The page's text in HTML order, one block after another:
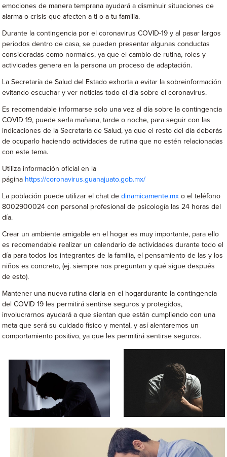
emociones de manera temprana ayudará a disminuir situaciones de
alarma o crisis que afecten a ti o a tu familia.
Durante la contingencia por el coronavirus COVID-19 y al pasar largos
periodos dentro de casa, se pueden presentar algunas conductas
consideradas como normales, ya que el cambio de rutina, roles y
actividades genera en la persona un proceso de adaptación.
La Secretaría de Salud del Estado exhorta a evitar la sobreinformación
evitando escuchar y ver noticias todo el día sobre el coronavirus.
Es recomendable informarse solo una vez al día sobre la contingencia
COVID 19, puede serla mañana, tarde o noche, para seguir con las
indicaciones de la Secretaría de Salud, ya que el resto del día deberás
de ocuparlo haciendo actividades de rutina que no estén relacionadas
con este tema.
Utiliza información oficial en la
página https://coronavirus.guanajuato.gob.mx/
La población puede utilizar el chat dedinamicamente.mx o el teléfono
8002900024 con personal profesional de psicología las 24 horas del
día.
Crear un ambiente amigable en el hogar es muy importante, para ello
es recomendable realizar un calendario de actividades durante todo el
día para todos los integrantes de la familia, el pensamiento de las y los
niños es concreto, (ej. siempre nos preguntan y qué sigue después
de esto).
Mantener una nueva rutina diaria en el hogardurante la contingencia
del COVID 19 les permitirá sentirse seguros y protegidos,
involucrarnos ayudará a que sientan que están cumpliendo con una
meta que será su cuidado físico y mental, y así alentaremos un
comportamiento positivo, ya que les permitirá sentirse seguros.